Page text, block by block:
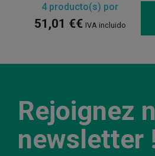
4producto(s) por
51,01 €€ IVA incluido
Rejoignez
newsletter